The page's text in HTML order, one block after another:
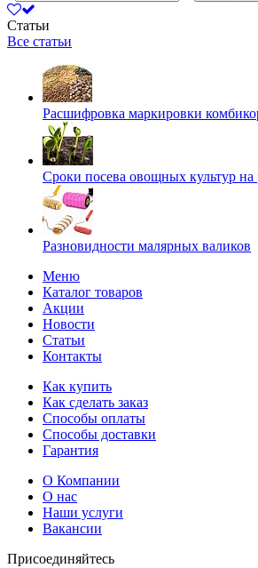
Статьи
Все статьи
Расшифровка маркировки
Сроки посева овощных культур на
Разновидности малярных валиков
Меню
Каталог товаров
Акции
Новости
Статьи
Контакты
Как купить
Как сделать заказ
Способы оплаты
Способы доставки
Гарантия
О Компании
О нас
Наши услуги
Вакансии
Присоединяйтесь